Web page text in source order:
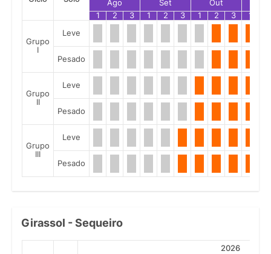
Ago Set Out
1
2 3 1 2 3 1 2 3 1
Grupo
I
Leve
Pesado
Grupo
II
Leve
Pesado
Grupo
III
Leve
Pesado
Girassol - Sequeiro
2026